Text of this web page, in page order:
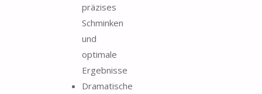
präzises
Schminken
und
optimale
Ergebnisse
Dramatische